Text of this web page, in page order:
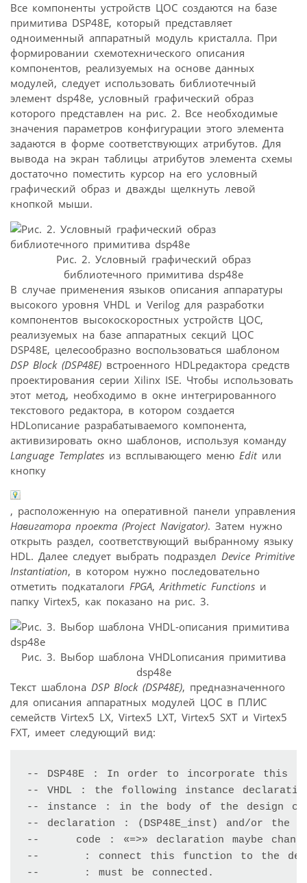
Все компоненты устройств ЦОС создаются на базе
примитива DSP48E, который представляет
одноименный аппаратный модуль кристалла. При
формировании схемотехнического описания
компонентов, реализуемых на основе данных
модулей, следует использовать библиотечный
элемент dsp48e, условный графический образ
которого представлен на рис. 2. Все необходимые
значения параметров конфигурации этого элемента
задаются в форме соответствующих атрибутов. Для
вывода на экран таблицы атрибутов элемента схемы
достаточно поместить курсор на его условный
графический образ и дважды щелкнуть левой
кнопкой мыши.
Рис. 2. Условный графический образ
библиотечного примитива dsp48e
В случае применения языков описания аппаратуры
высокого уровня VHDL и Verilog для разработки
компонентов высокоскоростных устройств ЦОС,
реализуемых на базе аппаратных секций ЦОС
DSP48E, целесообразно воспользоваться шаблоном
DSP Block (DSP48E) встроенного HDLредактора средств
проектирования серии Xilinx ISE. Чтобы использовать
этот метод, необходимо в окне интегрированного
текстового редактора, в котором создается
HDLописание разрабатываемого компонента,
активизировать окно шаблонов, используя команду
Language Templates из всплывающего меню Editили
кнопку
, расположенную на оперативной панели управления
Навигатора проекта (Project Navigator). Затем нужно
открыть раздел, соответствующий выбранному языку
HDL. Далее следует выбрать подраздел Device Primitive
Instantiation, в котором нужно последовательно
отметить подкаталоги FPGA,Arithmetic Functions и
папку Virtex5, как показано на рис. 3.
Рис. 3. Выбор шаблона VHDLописания примитива
dsp48e
Текст шаблона DSP Block (DSP48E), предназначенного
для описания аппаратных модулей ЦОС в ПЛИС
семейств Virtex5 LX, Virtex5 LXT, Virtex5 SXT и Virtex5
FXT, имеет следующий вид:
-- DSP48E : In order to incorporate this
-- VHDL : the following instance
-- instance : in the body of the design
-- declaration : (DSP48E_inst) and/or
-- 	code : «=>» declaration maybe changed to properly reference and
-- 	 : connect this function to the design. All inputs and outputs
-- 	 : must be connected.